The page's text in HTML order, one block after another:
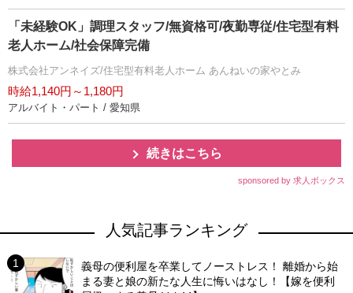
「未経験OK」調理スタッフ/無資格可/夜勤専従/住宅型有料
老人ホーム/社会保障完備
株式会社アンネイズ/住宅型有料老人ホーム あんねいの家やとみ
時給1,140円～1,180円
アルバイト・パート / 愛知県
続きはこちら
sponsored by 求人ボックス
人気記事ランキング
義母の便利屋を卒業してノーストレス！ 離婚から始
まる妻と娘の新たな人生に悔いはなし！【嫁を便利